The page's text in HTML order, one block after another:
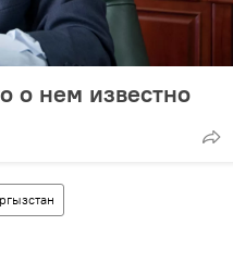
о нем известно